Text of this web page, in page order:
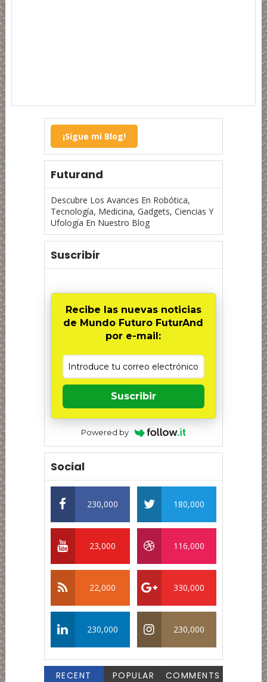
¡Sigue mi Blog!
Futurand
Descubre Los Avances En Robótica,
Tecnología, Medicina, Gadgets, Ciencias Y
Ufología En Nuestro Blog
Suscribir
Recibe las nuevas noticias
de Mundo Futuro FuturAnd
por e-mail:
Suscribir
Powered by
Social
230,000 180,000
23,000 116,000
22,000 330,000
230,000 230,000
RECENT POPULAR COMMENTS